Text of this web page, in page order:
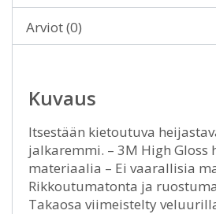
Arviot (0)
Kuvaus
Itsestään kietoutuva
jalkaremmi. – 3M High Gloss
materiaalia – Ei vaarallisia
Rikkoutumatonta ja
Takaosa viimeistelty